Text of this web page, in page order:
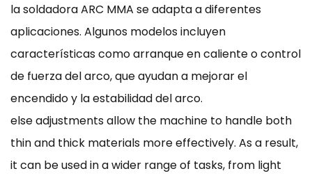
la soldadora ARC MMA se adapta a diferentes
aplicaciones. Algunos modelos incluyen
características como arranque en caliente o control
de fuerza del arco, que ayudan a mejorar el
encendido y la estabilidad del arco.
else adjustments allow the machine to handle both
thin and thick materials more effectively. As a result,
it can be used in a wider range of tasks, from light